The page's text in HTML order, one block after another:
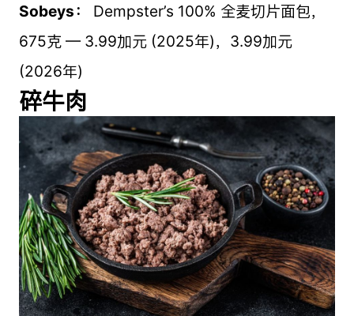
Sobeys：
Dempster’s 100% 全麦切片面包，
675克 — 3.99加元 (2025年)，3.99加元
(2026年)
碎牛肉